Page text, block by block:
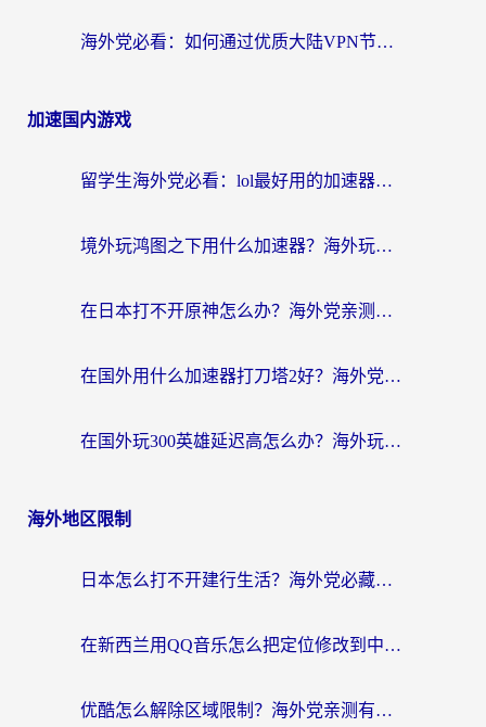
海外党必看：如何通过优质大陆VPN节点无缝访问国内资源？
加速国内游戏
留学生海外党必看：lol最好用的加速器怎么选？附一梦江湖、神鬼传奇加速攻略
境外玩鸿图之下用什么加速器？海外玩家必看的国服游戏加速全攻略
在日本打不开原神怎么办？海外党亲测有效的国服游戏加速指南
在国外用什么加速器打刀塔2好？海外党国服游戏加速避坑指南
在国外玩300英雄延迟高怎么办？海外玩家亲测有效的加速器选择指南
海外地区限制
日本怎么打不开建行生活？海外党必藏的回国加速指南（含丹麦国外影音问题破解）
在新西兰用QQ音乐怎么把定位修改到中国国内？海外党听歌追剧的实用指南
优酷怎么解除区域限制？海外党亲测有效的回国加速器选择指南